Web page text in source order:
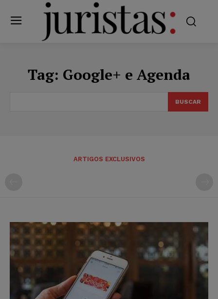
Tag: Google+ e Agenda
BUSCAR
ARTIGOS EXCLUSIVOS